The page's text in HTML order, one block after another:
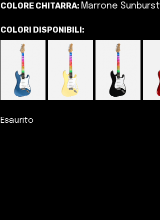
COLORE CHITARRA: Marrone Sunburst
COLORI DISPONIBILI:
Esaurito